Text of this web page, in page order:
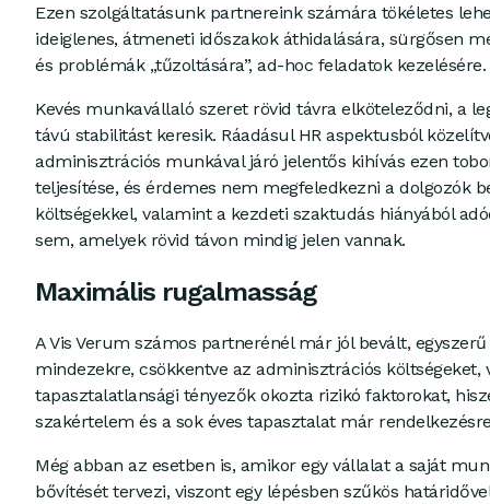
Ezen szolgáltatásunk partnereink számára tökéletes
ideiglenes, átmeneti időszakok áthidalására, sürgősen
és problémák „tűzoltására”, ad-hoc feladatok kezelésére.
Kevés munkavállaló szeret rövid távra elköteleződni, a
távú stabilitást keresik. Ráadásul HR aspektusból
adminisztrációs munkával járó jelentős kihívás ezen
teljesítése, és érdemes nem megfeledkezni a dolgozók
költségekkel, valamint a kezdeti szaktudás hiányából
sem, amelyek rövid távon mindig jelen vannak.
Maximális rugalmasság
A Vis Verum számos partnerénél már jól bevált,
mindezekre, csökkentve az adminisztrációs költségeket,
tapasztalatlansági tényezők okozta rizikó faktorokat,
szakértelem és a sok éves tapasztalat már
Még abban az esetben is, amikor egy vállalat a saját
bővítését tervezi, viszont egy lépésben szűkös